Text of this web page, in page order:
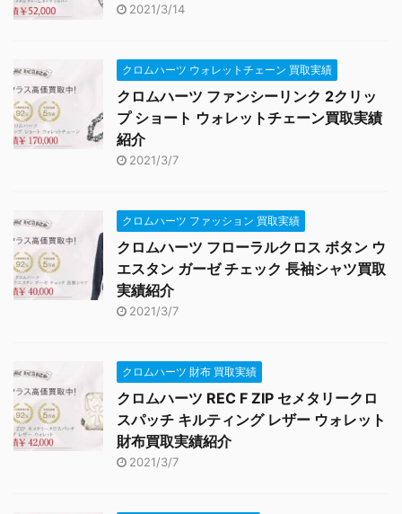
2021/3/14
クロムハーツ ウォレットチェーン 買取実績
クロムハーツ ファンシーリンク 2クリッ
プ ショート ウォレットチェーン買取実績
紹介
2021/3/7
クロムハーツ ファッション 買取実績
クロムハーツ フローラルクロス ボタン ウ
エスタン ガーゼ チェック 長袖シャツ買取
実績紹介
2021/3/7
クロムハーツ 財布 買取実績
クロムハーツ REC F ZIP セメタリークロ
スパッチ キルティング レザー ウォレット
財布買取実績紹介
2021/3/7